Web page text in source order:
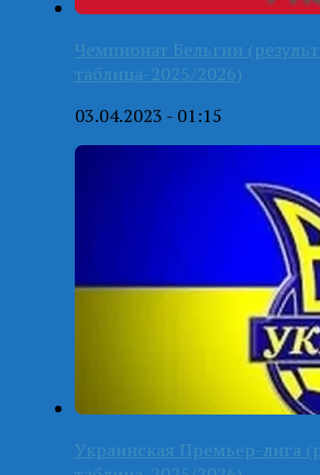
Чемпионат Бельгии
таблица-2025/2026)
03.04.2023 - 01:15
Украинская Премьер-лига